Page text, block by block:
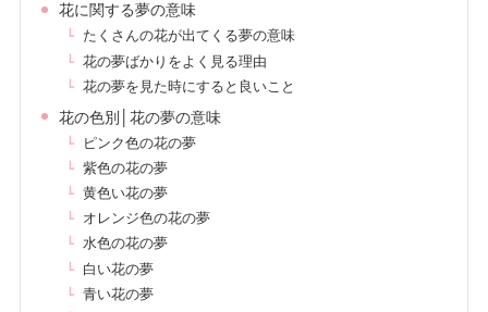
花に関する夢の意味
たくさんの花が出てくる夢の意味
花の夢ばかりをよく見る理由
花の夢を見た時にすると良いこと
花の色別│花の夢の意味
ピンク色の花の夢
紫色の花の夢
黄色い花の夢
オレンジ色の花の夢
水色の花の夢
白い花の夢
青い花の夢